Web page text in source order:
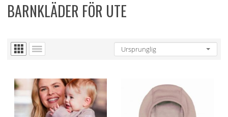
BARNKLÄDER FÖR UTE